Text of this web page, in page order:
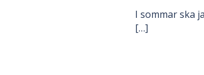
I sommar ska
[…]